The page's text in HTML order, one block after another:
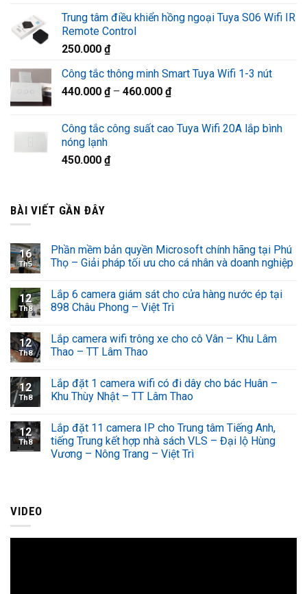
là:
1.320.000 ₫.
tại
Trung tâm điều khiển hồng ngoại Tuya S06 Wifi IR
Remote Control
250.000 ₫
Công tắc thông minh Smart Tuya Wifi 1-3 nút
440.000 ₫– 460.000 ₫
Công tắc công suất cao Tuya Wifi 20A lắp bình
nóng lạnh
450.000 ₫
BÀI VIẾT GẦN ĐÂY
16
Th5
Phần mềm bản quyền Microsoft chính hãng tại Phú
Thọ – Giải pháp tối ưu cho cá nhân và doanh nghiệp
12
Th8
Lắp 6 camera giám sát cho cửa hàng nước ép tại
898 Châu Phong – Việt Trì
12
Th8
Lắp camera wifi trông xe cho cô Vân – Khu Lâm
Thao – TT Lâm Thao
12
Th8
Lắp đặt 1 camera wifi có đi dây cho bác Huân –
Khu Thùy Nhật – TT Lâm Thao
12
Th8
Lắp đặt 11 camera IP cho Trung tâm Tiếng Anh,
tiếng Trung kết hợp nhà sách VLS – Đại lộ Hùng
Vương – Nông Trang – Việt Trì
VIDEO